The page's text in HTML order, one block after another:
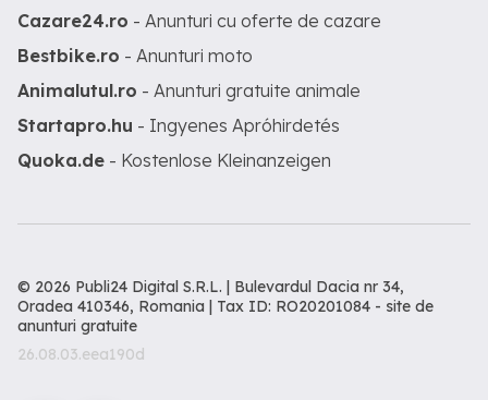
Cazare24.ro - Anunturi cu oferte de cazare
Bestbike.ro - Anunturi moto
Animalutul.ro - Anunturi gratuite animale
Startapro.hu - Ingyenes Apróhirdetés
Quoka.de - Kostenlose Kleinanzeigen
© 2026 Publi24 Digital S.R.L. | Bulevardul Dacia nr 34,
Oradea 410346, Romania | Tax ID: RO20201084 - site de
anunturi gratuite
26.08.03.eea190d